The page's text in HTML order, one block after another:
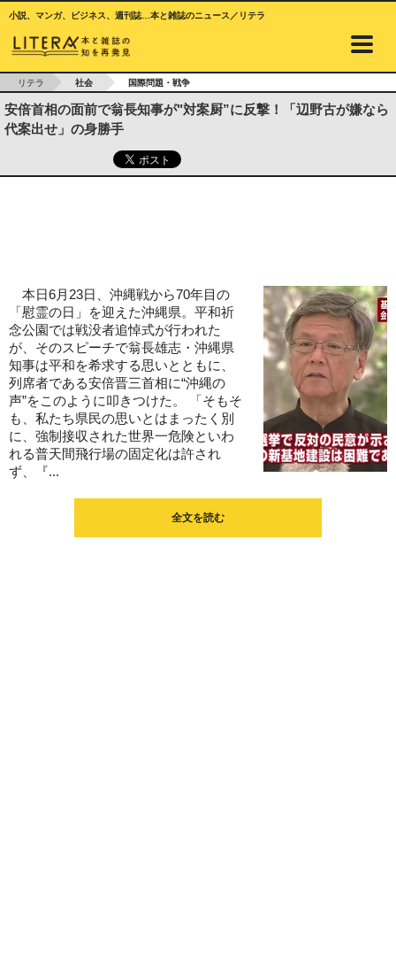
小説、マンガ、ビジネス、週刊誌…本と雑誌のニュース／リテラ
リテラ 社会 国際問題・戦争
安倍首相の面前で翁長知事が"対案厨”に反撃！「辺野古が嫌なら
代案出せ」の身勝手
本日6月23日、沖縄戦から70年目の
「慰霊の日」を迎えた沖縄県。平和祈
念公園では戦没者追悼式が行われた
が、そのスピーチで翁長雄志・沖縄県
知事は平和を希求する思いとともに、
列席者である安倍晋三首相に“沖縄の
声”をこのように叩きつけた。 「そもそ
も、私たち県民の思いとはまったく別
に、強制接収された世界一危険といわ
れる普天間飛行場の固定化は許され
ず、『...
全文を読む